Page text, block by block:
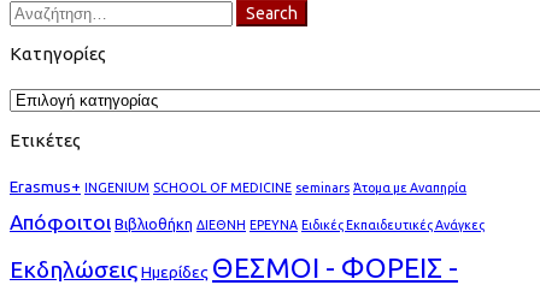
Search
for:
Search
Κατηγορίες
Κατηγορίες
Ετικέτες
Erasmus+ INGENIUM SCHOOL OF MEDICINE seminars Άτομα με Αναπηρία
Απόφοιτοι Βιβλιοθήκη ΔΙΕΘΝΗ ΕΡΕΥΝΑ Ειδικές Εκπαιδευτικές Ανάγκες
ΕκδηλώσειςΗμερίδες ΘΕΣΜΟΙ - ΦΟΡΕΙΣ -